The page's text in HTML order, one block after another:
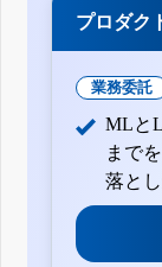
プロダク
業務委託
MLと
まで
落と